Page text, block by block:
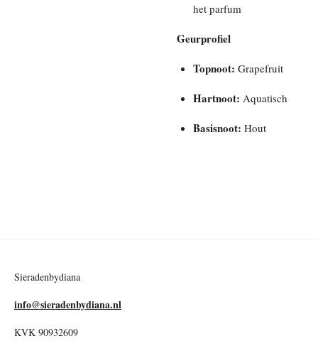
het parfum
Geurprofiel
Topnoot: Grapefruit
Hartnoot: Aquatisch
Basisnoot: Hout
Sieradenbydiana
info@sieradenbydiana.nl
KVK 90932609